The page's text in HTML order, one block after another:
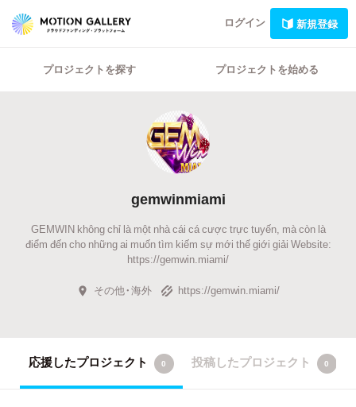
ログイン 新規登録
プロジェクトを探す プロジェクトを始める
gemwinmiami
GEMWIN không chỉ là một nhà cái cá cược trực tuyến, mà còn là
điểm đến cho những ai muốn tìm kiếm sự mới thế giới giải Website:
https://gemwin.miami/
その他・海外 https://gemwin.miami/
応援したプロジェクト 0 投稿したプロジェクト 0